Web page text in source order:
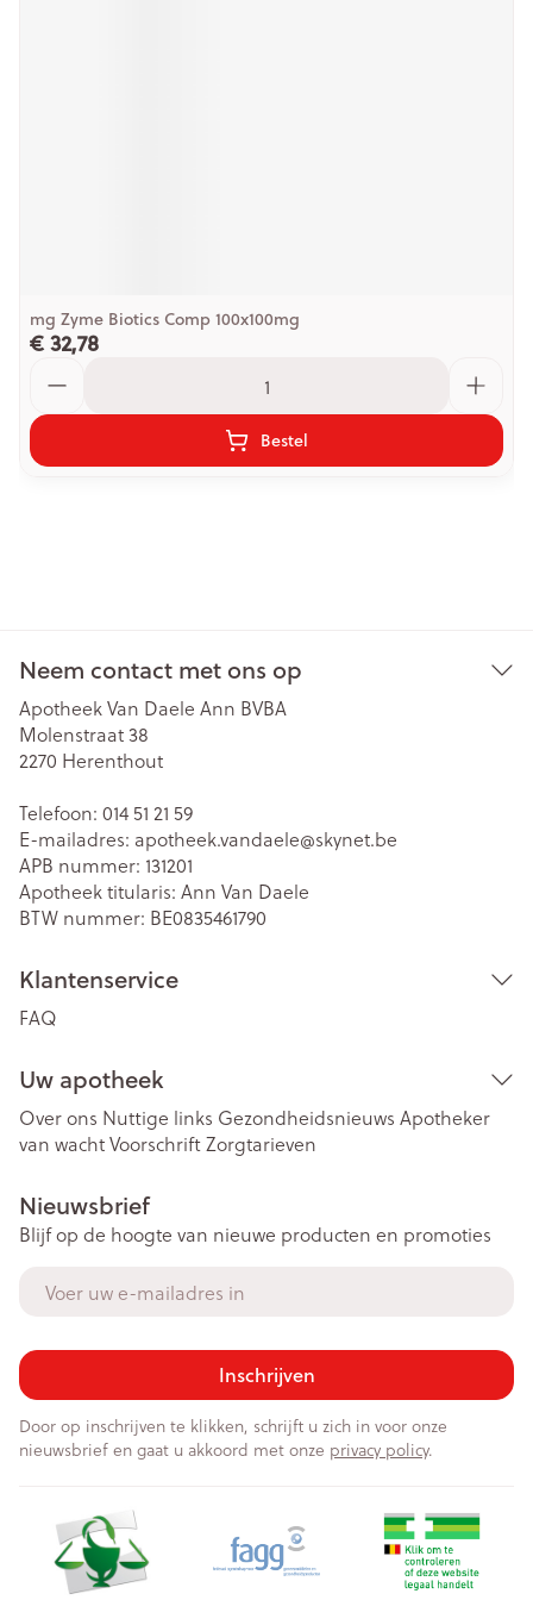
mg Zyme Biotics Comp 100x100mg
€ 32,78
Bestel
Neem contact met ons op
Apotheek Van Daele Ann BVBA
Molenstraat 38
2270 Herenthout
Telefoon: 014 51 21 59
E-mailadres: apotheek.vandaele@skynet.be
APB nummer: 131201
Apotheek titularis: Ann Van Daele
BTW nummer: BE0835461790
Klantenservice
FAQ
Uw apotheek
Over ons Nuttige links Gezondheidsnieuws Apotheker
van wachtVoorschriftZorgtarieven
Nieuwsbrief
Blijf op de hoogte van nieuwe producten en promoties
Inschrijven
Door op inschrijven te klikken, schrijft u zich in voor onze
nieuwsbrief en gaat u akkoord met onze privacy policy.